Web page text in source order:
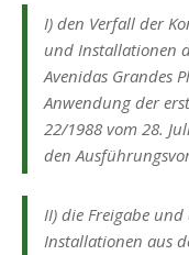
I) den Verfall der
und Installationen
Avenidas Grandes
Anwendung der
22/1988 vom 28.
den
II) die Freigabe
Installationen aus